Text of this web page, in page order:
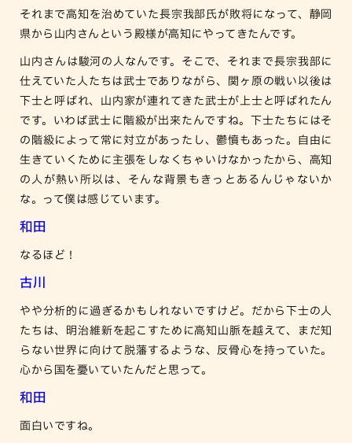
それまで高知を治めていた長宗我部氏が敗将になって、静岡
県から山内さんという殿様が高知にやってきたんです。
山内さんは駿河の人なんです。そこで、それまで長宗我部に
仕えていた人たちは武士でありながら、関ヶ原の戦い以後は
下士と呼ばれ、山内家が連れてきた武士が上士と呼ばれたん
です。いわば武士に階級が出来たんですね。下士たちにはそ
の階級によって常に対立があったし、鬱憤もあった。自由に
生きていくために主張をしなくちゃいけなかったから、高知
の人が熱い所以は、そんな背景もきっとあるんじゃないか
な。って僕は感じています。
和田
なるほど！
古川
やや分析的に過ぎるかもしれないですけど。だから下士の人
たちは、明治維新を起こすために高知山脈を越えて、まだ知
らない世界に向けて脱藩するような、反骨心を持っていた。
心から国を憂いていたんだと思って。
和田
面白いですね。